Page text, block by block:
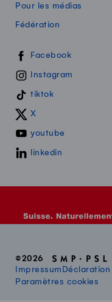
Pour les médias
Fédération
Swissmilk sur les
Facebook
Instagram
tiktok
X
youtube
linkedin
©2026
Impressum
Paramètres cookies